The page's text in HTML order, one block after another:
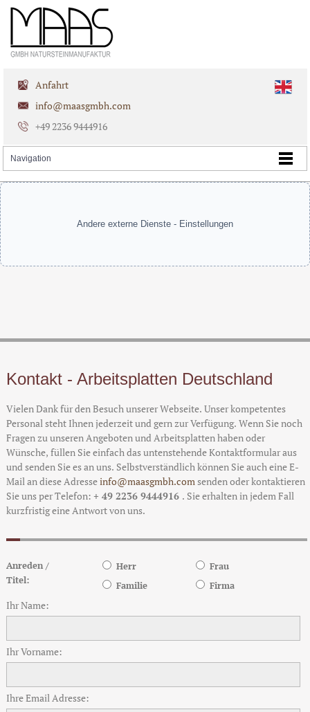
Anfahrt
info@maasgmbh.com
+49 2236 9444916
Andere externe Dienste - Einstellungen
Kontakt - Arbeitsplatten Deutschland
Vielen Dank für den Besuch unserer Webseite. Unser kompetentes
Personal steht Ihnen jederzeit und gern zur Verfügung. Wenn Sie noch
Fragen zu unseren Angeboten und Arbeitsplatten haben oder
Wünsche, füllen Sie einfach das untenstehende Kontaktformular aus
und senden Sie es an uns. Selbstverständlich können Sie auch eine E-
Mail an diese Adresseinfo@maasgmbh.comsenden oder kontaktieren
Sie uns per Telefon: + 49 2236 9444916 . Sie erhalten in jedem Fall
kurzfristig eine Antwort von uns.
Anreden /
Titel:
Herr
Frau
Familie
Firma
Ihr Name:
Ihr Vorname:
Ihre Email Adresse: